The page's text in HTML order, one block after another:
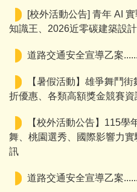
[校外活動公告] 青年 AI
知識王、2026近零碳建築設
道路交通安全宣導乙案
【暑假活動】雄爭舞鬥
折優惠、各類高額獎金競賽資
【校外活動公告】115學
舞、桃園選秀、國際影響力
訊
道路交通安全宣導乙案